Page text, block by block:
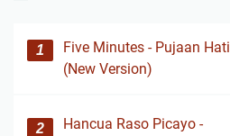
Five Minutes - Pujaan Hati
(New Version)
Hancua Raso Picayo -